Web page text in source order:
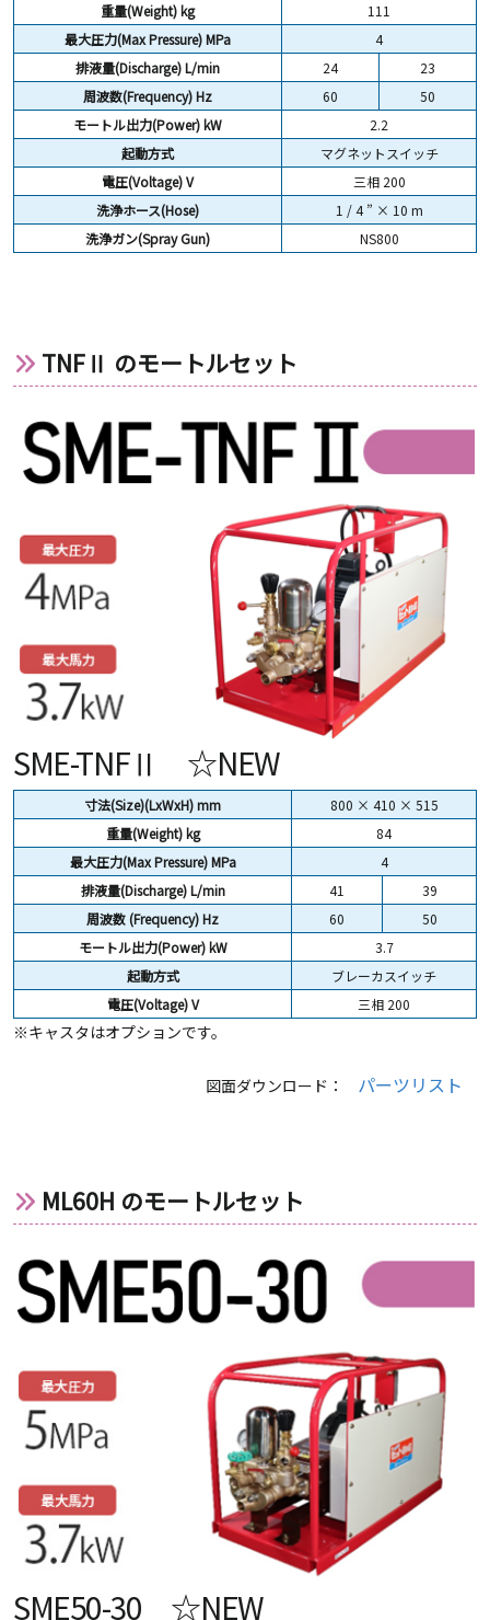
重量(Weight)kg
111
最大圧力(Max Pressure) MPa
4
排液量(Discharge) L/min
24
23
周波数(Frequency) Hz
60
50
モートル出力(Power) kW
2.2
起動方式
マグネットスイッチ
電圧(Voltage) V
三相 200
洗浄ホース(Hose)
1 / 4 ” × 10 m
洗浄ガン(Spray Gun)
NS800
TNFⅡ のモートルセット
SME-TNFⅡ ☆NEW
寸法(Size)(LxWxH) mm
800 × 410 × 515
重量(Weight)kg
84
最大圧力(Max Pressure) MPa
4
排液量(Discharge) L/min
41
39
周波数 (Frequency) Hz
60
50
モートル出力(Power) kW
3.7
起動方式
ブレーカスイッチ
電圧(Voltage) V
三相 200
※キャスタはオプションです。
図面ダウンロード： パーツリスト
ML60H のモートルセット
SME50-30 ☆NEW